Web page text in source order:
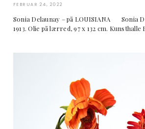
FEBRUAR 24, 2022
Sonia Delaunay – på LOUISIANA Sonia
1913. Olie på lærred, 97 x 132 cm.